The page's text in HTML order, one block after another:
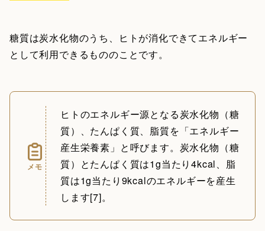
糖質は炭水化物のうち、ヒトが消化できてエネルギー
として利用できるもののことです。
メモ
ヒトのエネルギー源となる炭水化物（糖
質）、たんぱく質、脂質を「エネルギー
産生栄養素」と呼びます。炭水化物（糖
質）とたんぱく質は1g当たり4kcal、脂
質は1g当たり9kcalのエネルギーを産生
します[7]。